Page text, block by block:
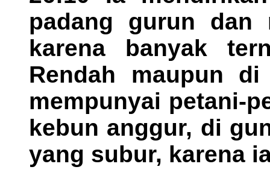
padang gurun dan
karena banyak
Rendah maupun
mempunyai petani-
kebun anggur, di
yang subur, karena